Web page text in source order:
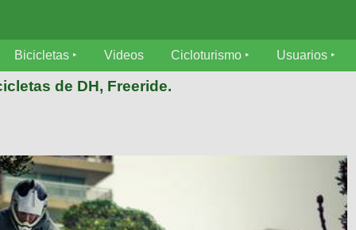
Bicicletas Videos Cicloturismo Usuarios
de DH, Freeride.